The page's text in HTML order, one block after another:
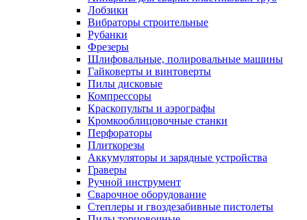
Лобзики
Вибраторы строительные
Рубанки
Фрезеры
Шлифовальные, полировальные машины
Гайковерты и винтоверты
Пилы дисковые
Компрессоры
Краскопульты и аэрографы
Кромкооблицовочные станки
Перфораторы
Плиткорезы
Аккумуляторы и зарядные устройства
Граверы
Ручной инструмент
Сварочное оборудование
Степлеры и гвоздезабивные пистолеты